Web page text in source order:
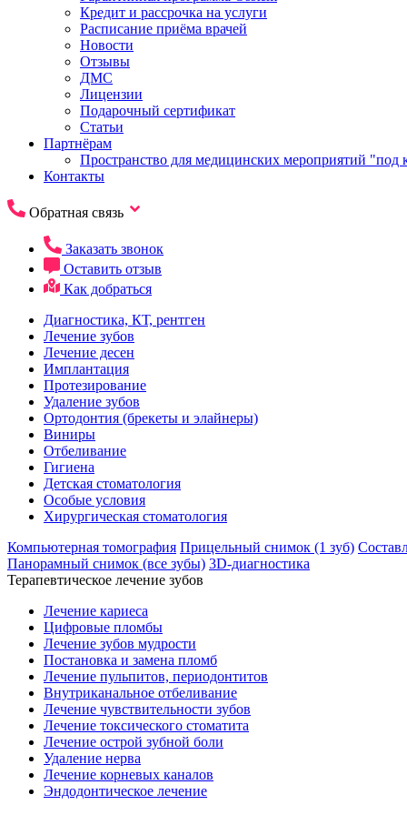
Кредит и рассрочка на услуги
Расписание приёма врачей
Новости
Отзывы
ДМС
Лицензии
Подарочный сертификат
Статьи
Партнёрам
Пространство для медицинских мероприятий "под
Контакты
Обратная связь
Заказать звонок
Оставить отзыв
Как добраться
Диагностика, КТ, рентген
Лечение зубов
Лечение десен
Имплантация
Протезирование
Удаление зубов
Ортодонтия (брекеты и элайнеры)
Виниры
Отбеливание
Гигиена
Детская стоматология
Особые условия
Хирургическая стоматология
Компьютерная томография Прицельный снимок (1 зуб)
Панорамный снимок (все зубы) 3D-диагностика
Терапевтическое лечение зубов
Лечение кариеса
Цифровые пломбы
Лечение зубов мудрости
Постановка и замена пломб
Лечение пульпитов, периодонтитов
Внутриканальное отбеливание
Лечение чувствительности зубов
Лечение токсического стоматита
Лечение острой зубной боли
Удаление нерва
Лечение корневых каналов
Эндодонтическое лечение